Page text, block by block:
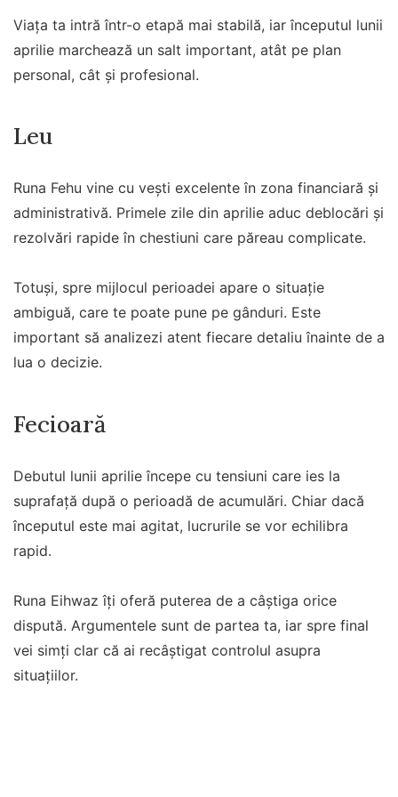
Viața ta intră într-o etapă mai stabilă, iar începutul lunii
aprilie marchează un salt important, atât pe plan
personal, cât și profesional.
Leu
Runa Fehu vine cu vești excelente în zona financiară și
administrativă. Primele zile din aprilie aduc deblocări și
rezolvări rapide în chestiuni care păreau complicate.
Totuși, spre mijlocul perioadei apare o situație
ambiguă, care te poate pune pe gânduri. Este
important să analizezi atent fiecare detaliu înainte de a
lua o decizie.
Fecioară
Debutul lunii aprilie începe cu tensiuni care ies la
suprafață după o perioadă de acumulări. Chiar dacă
începutul este mai agitat, lucrurile se vor echilibra
rapid.
Runa Eihwaz îți oferă puterea de a câștiga orice
dispută. Argumentele sunt de partea ta, iar spre final
vei simți clar că ai recâștigat controlul asupra
situațiilor.